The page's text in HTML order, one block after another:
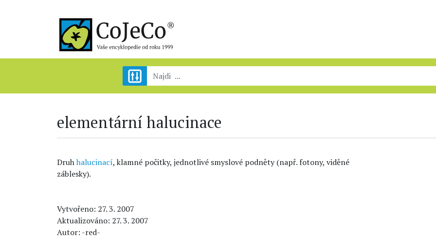
elementární halucinace
Druhhalucinací, klamné počitky, jednotlivé smyslové podněty (např. fotony, viděné
záblesky).
Vytvořeno: 27. 3. 2007
Aktualizováno: 27. 3. 2007
Autor: -red-